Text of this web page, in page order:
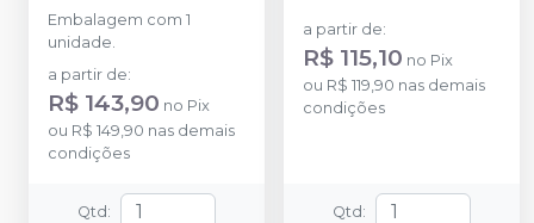
Embalagem com 1
unidade.
a partir de:
R$ 143,90 no Pix
ou R$ 149,90 nas demais
condições
Qtd :
a partir de:
R$ 115,10 no Pix
ou R$ 119,90 nas demais
condições
Qtd :